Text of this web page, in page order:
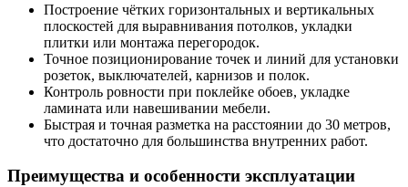
Построение чётких горизонтальных и вертикальных
плоскостей для выравнивания потолков, укладки
плитки или монтажа перегородок.
Точное позиционирование точек и линий для установки
розеток, выключателей, карнизов и полок.
Контроль ровности при поклейке обоев, укладке
ламината или навешивании мебели.
Быстрая и точная разметка на расстоянии до 30 метров,
что достаточно для большинства внутренних работ.
Преимущества и особенности эксплуатации